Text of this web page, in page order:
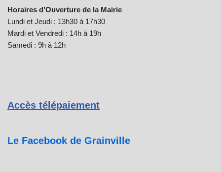
Horaires d’Ouverture de la Mairie
Lundi et Jeudi : 13h30 à 17h30
Mardi et Vendredi : 14h à 19h
Samedi : 9h à 12h
Accès télépaiement
Le Facebook de Grainville